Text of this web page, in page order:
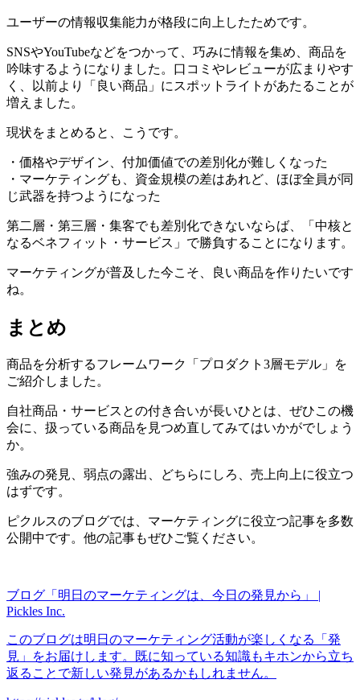
ユーザーの情報収集能力が格段に向上したためです。
SNSやYouTubeなどをつかって、巧みに情報を集め、商品を
吟味するようになりました。口コミやレビューが広まりやす
く、以前より「良い商品」にスポットライトがあたることが
増えました。
現状をまとめると、こうです。
・価格やデザイン、付加価値での差別化が難しくなった
・マーケティングも、資金規模の差はあれど、ほぼ全員が同
じ武器を持つようになった
第二層・第三層・集客でも差別化できないならば、「中核と
なるベネフィット・サービス」で勝負することになります。
マーケティングが普及した今こそ、良い商品を作りたいです
ね。
まとめ
商品を分析するフレームワーク「プロダクト3層モデル」を
ご紹介しました。
自社商品・サービスとの付き合いが長いひとは、ぜひこの機
会に、扱っている商品を見つめ直してみてはいかがでしょう
か。
強みの発見、弱点の露出、どちらにしろ、売上向上に役立つ
はずです。
ピクルスのブログでは、マーケティングに役立つ記事を多数
公開中です。他の記事もぜひご覧ください。
ブログ「明日のマーケティングは、今日の発見から」 |
Pickles Inc.
このブログは明日のマーケティング活動が楽しくなる「発
見」をお届けします。既に知っている知識もキホンから立ち
返ることで新しい発見があるかもしれません。